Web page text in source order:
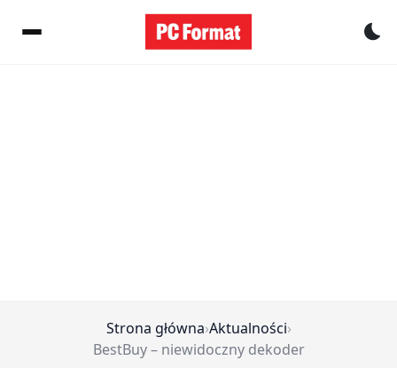
Strona główna›Aktualności›
BestBuy – niewidoczny dekoder